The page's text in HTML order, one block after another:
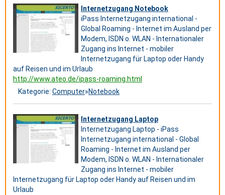
Internetzugang Notebook
iPass Internetzugang international -
Global Roaming - Internet im Ausland per
Modem, ISDN o. WLAN - Internationaler
Zugang ins Internet - mobiler
Internetzugang für Laptop oder Handy
auf Reisen und im Urlaub
http://www.ateo.de/ipass-roaming.html
Kategorie: Computer»Notebook
Internetzugang Laptop
Internetzugang Laptop - iPass
Internetzugang international - Global
Roaming - Internet im Ausland per
Modem, ISDN o. WLAN - Internationaler
Zugang ins Internet - mobiler
Internetzugang für Laptop oder Handy auf Reisen und im
Urlaub